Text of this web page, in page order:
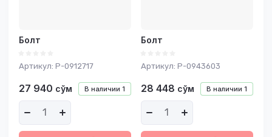
Болт
Артикул: P-0912717
В наличии 1
27 940 сўм
Болт
Артикул: P-0943603
В наличии 1
28 448 сўм